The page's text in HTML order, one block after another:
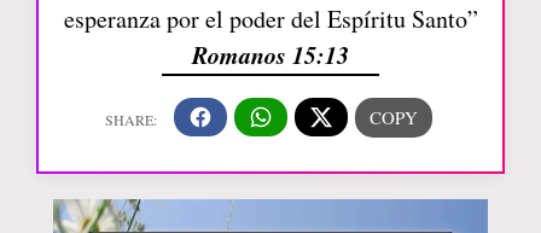
esperanza por el poder del Espíritu Santo”
Romanos 15:13